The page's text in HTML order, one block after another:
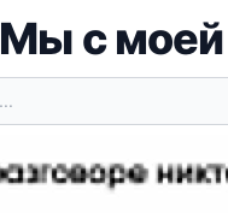
Мы с моей